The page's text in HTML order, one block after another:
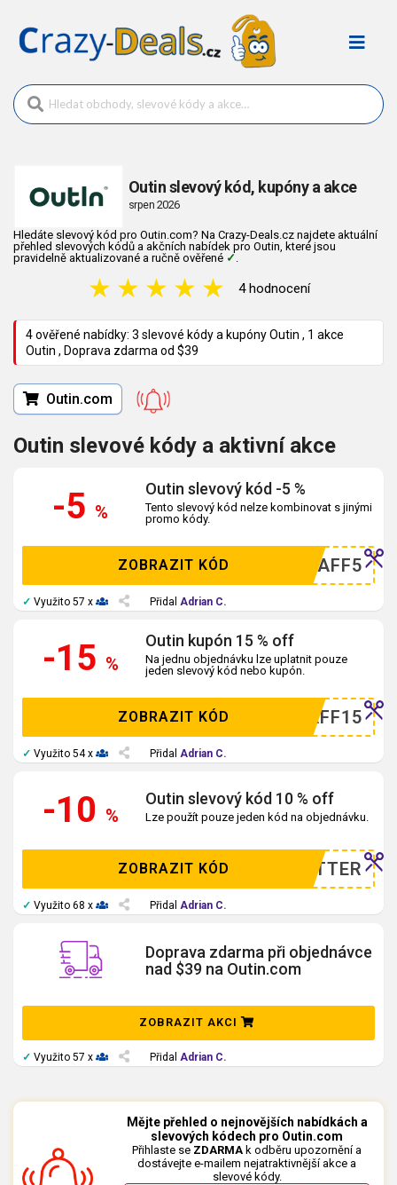
Outin slevový kód, kupóny a akce
srpen 2026
Hledáte slevový kód pro Outin.com? Na Crazy-Deals.cz najdete aktuální
přehled slevových kódů a akčních nabídek pro Outin, které jsou
pravidelně aktualizované a ručně ověřené ✓ .
★ ★ ★ ★ ★ 4 hodnocení
4 ověřené nabídky: 3 slevové kódy a kupóny Outin , 1 akce
Outin , Doprava zdarma od $39
Outin.com
Outin slevové kódy a aktivní akce
-5 %
Outin slevový kód -5 %
Tento slevový kód nelze kombinovat s jinými
promo kódy.
OIAFF5
ZOBRAZIT KÓD
✓ Využito 57 x Přidal Adrian C.
-15 %
Outin kupón 15 % off
Na jednu objednávku lze uplatnit pouze
jeden slevový kód nebo kupón.
OIAFF15
ZOBRAZIT KÓD
✓ Využito 54 x Přidal Adrian C.
-10 %
Outin slevový kód 10 % off
Lze použít pouze jeden kód na objednávku.
WSLETTER
ZOBRAZIT KÓD
✓ Využito 68 x Přidal Adrian C.
Doprava zdarma při objednávce
nad $39 na Outin.com
ZOBRAZIT AKCI
✓ Využito 57 x Přidal Adrian C.
Mějte přehled o nejnovějších nabídkách a
slevových kódech pro Outin.com
Přihlaste se ZDARMA k odběru upozornění a
dostávejte e-mailem nejatraktivnější akce a
slevové kódy.